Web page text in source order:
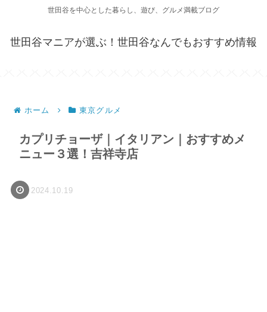
世田谷を中心とした暮らし、遊び、グルメ満載ブログ
世田谷マニアが選ぶ！世田谷なんでもおすすめ情報
ホーム 東京グルメ
カプリチョーザ｜イタリアン｜おすすめメ
ニュー３選！吉祥寺店
2024.10.19